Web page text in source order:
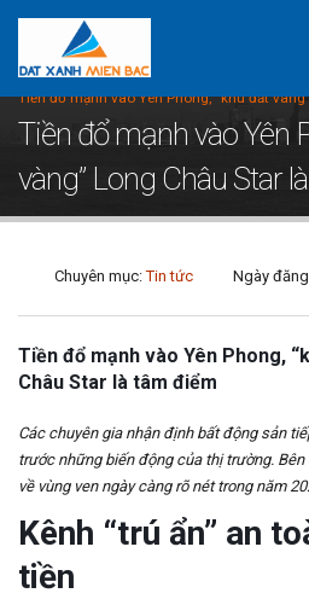
Home
Tin tức
Tiền đổ mạnh vào Yên Phong, “khu đất
Tiền đổ mạnh vào Yên
vàng” Long Châu Star
Chuyên mục:Tin tức Ngày
Tiền đổ mạnh vào Yên Phong,
Châu Star là tâm điểm
Các chuyên gia nhận định bất động sản
trước những biến động của thị trường.
về vùng ven ngày càng rõ nét trong năm
Kênh “trú ẩn” an
tiền